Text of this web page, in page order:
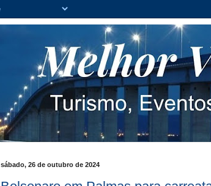
sábado, 26 de outubro de 2024